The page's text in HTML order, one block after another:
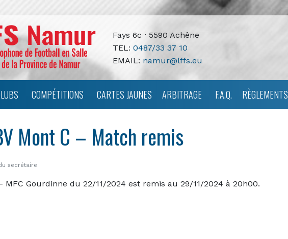
Fays 6c · 5590 Achêne
TEL: 0487/33 37 10
EMAIL: namur@lffs.eu
COMPÉTITIONS CARTES JAUNES ARBITRAGE F.A.Q. RÈGLEMENTS
Mont C – Match remis
secrétaire
MFC Gourdinne du 22/11/2024 est remis au 29/11/2024 à 20h00.